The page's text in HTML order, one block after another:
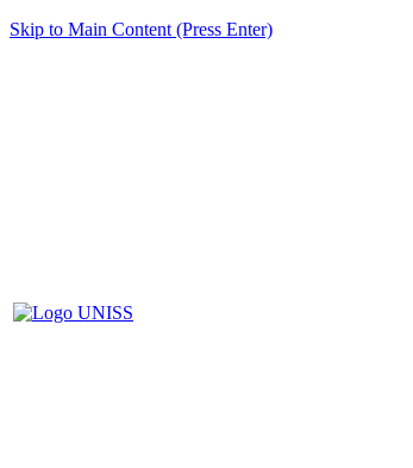
Skip to Main Content (Press Enter)